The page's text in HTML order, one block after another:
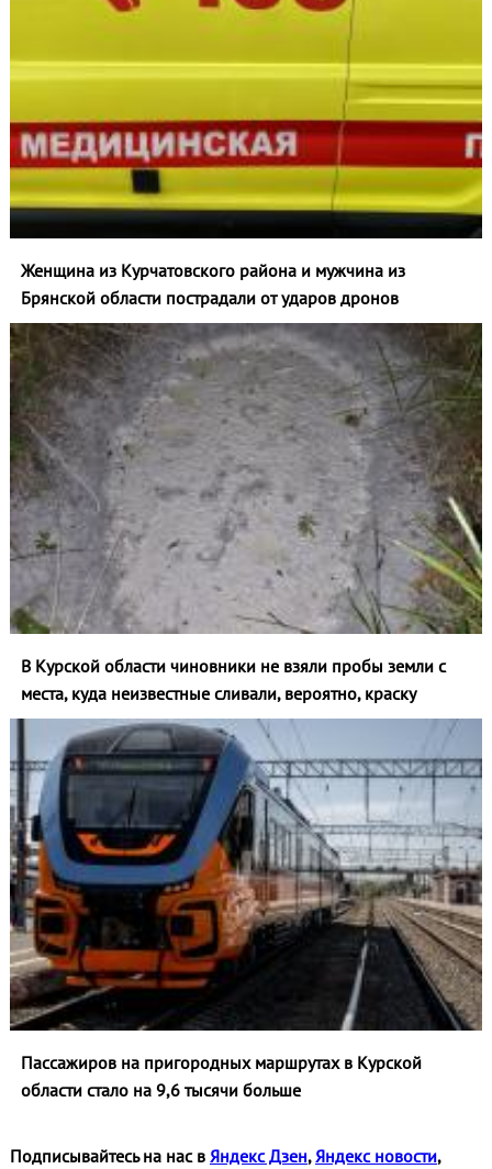
Женщина из Курчатовского района и мужчина из
Брянской области пострадали от ударов дронов
В Курской области чиновники не взяли пробы земли с
места, куда неизвестные сливали, вероятно, краску
Пассажиров на пригородных маршрутах в Курской
области стало на 9,6 тысячи больше
Подписывайтесь на нас в Яндекс Дзен,Яндекс новости,